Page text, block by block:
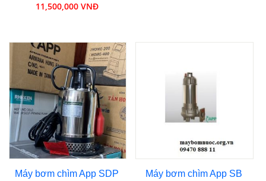
11,500,000 VNĐ
Máy bơm chìm App SDP
Máy bơm chìm App SB